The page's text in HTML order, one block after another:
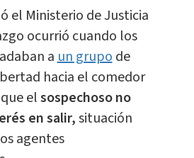
el Ministerio de Justicia
ocurrió cuando los
aun grupode
hacia el comedor
elsospechoso no
en salir,situación
agentes